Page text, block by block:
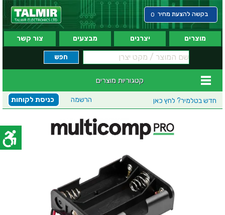
בקשה להצעת מחיר 0
מוצרים יצרנים מבצעים צור קשר
קטגוריות מוצרים
חדש בטלמיר? לחץ כאן כניסת לקוחות הרשמה